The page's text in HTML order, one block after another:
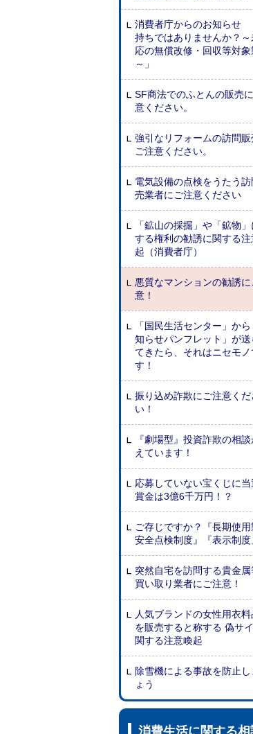
消費者庁からのお知らせ
持ちではありませんか？～
応の無償改修・回収等対象
～」
SF商法でのふとんの販売
意ください。
強引なリフォームの訪問販
ご注意ください。
電気設備の点検をうたう訪
売業者にご注意ください
「鉱山の採掘」や「鉱物
する権利の勧誘に関する注
起（消費者庁）
悪質なマンションの勧誘に
意！
「国民生活センター」か
知らせパンフレット」が送
てきたら、それはニセモノ
す！
振り込め詐欺にご注意くだ
い！
『劇場型』投資詐欺の相
えています！
応募していない宝くじに当
賞金は3億6千万円！？
ご存じですか？『長期使用
安全点検制度』『表示制度
突然自宅を訪問する貴金
買い取り業者にご注意！
人気ブランドの女性用衣
を販売すると称する 偽サ
関する注意喚起
除雪機による事故を防止し
ょう
消費生活に関する相